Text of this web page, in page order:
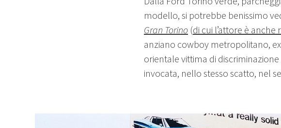
modello, si potrebbe benissimo
Gran Torino (di cui l’attore è anche
anziano cowboy metropolitano,
orientale vittima di
invocata, nello stesso scatto, nel